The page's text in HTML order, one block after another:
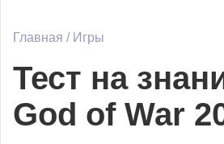
Фильмы
Главная / Игры
Тест на
God of War